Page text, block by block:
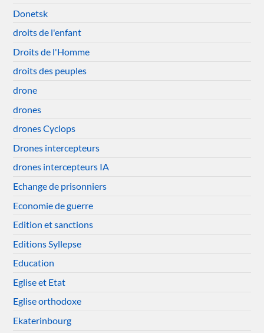
Donetsk
droits de l'enfant
Droits de l'Homme
droits des peuples
drone
drones
drones Cyclops
Drones intercepteurs
drones intercepteurs IA
Echange de prisonniers
Economie de guerre
Edition et sanctions
Editions Syllepse
Education
Eglise et Etat
Eglise orthodoxe
Ekaterinbourg